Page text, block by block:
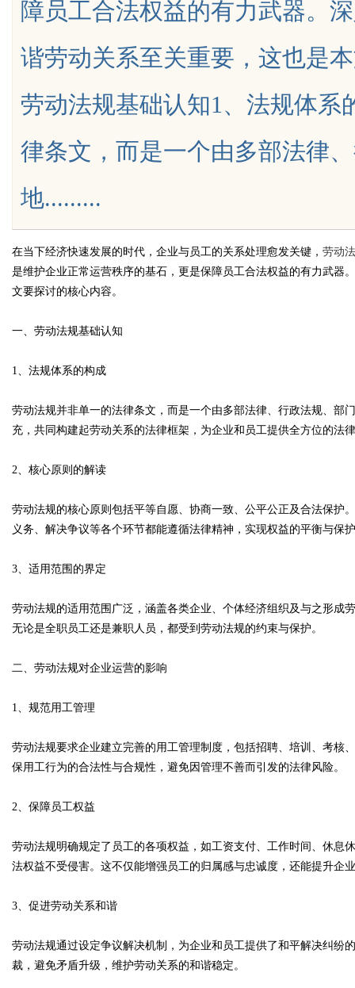
uz
Bo
障员工合法权益的有力武器。
谐劳动关系至关重要，这也是
劳动法规基础认知1、法规体系
律条文，而是一个由多部法律
地.........
在当下经济快速发展的时代，企业与员工的关系处理愈发关键， 劳动
是维护企业正常运营秩序的基石，更是保障员工合法权益的有力武器
文要探讨的核心内容。
一、劳动法规基础认知
1、法规体系的构成
劳动法规并非单一的法律条文，而是一个由多部法律、行政法规、部
充，共同构建起劳动关系的法律框架，为企业和员工提供全方位的法
2、核心原则的解读
劳动法规的核心原则包括平等自愿、协商一致、公平公正及合法保护
义务、解决争议等各个环节都能遵循法律精神，实现权益的平衡与保
3、适用范围的界定
劳动法规的适用范围广泛，涵盖各类企业、个体经济组织及与之形成
无论是全职员工还是兼职人员，都受到劳动法规的约束与保护。
二、劳动法规对企业运营的影响
1、规范用工管理
劳动法规要求企业建立完善的用工管理制度，包括招聘、培训、考核
保用工行为的合法性与合规性，避免因管理不善而引发的法律风险。
2、保障员工权益
劳动法规明确规定了员工的各项权益，如工资支付、工作时间、休息
法权益不受侵害。这不仅能增强员工的归属感与忠诚度，还能提升企
3、促进劳动关系和谐
劳动法规通过设定争议解决机制，为企业和员工提供了和平解决纠纷
裁，避免矛盾升级，维护劳动关系的和谐稳定。